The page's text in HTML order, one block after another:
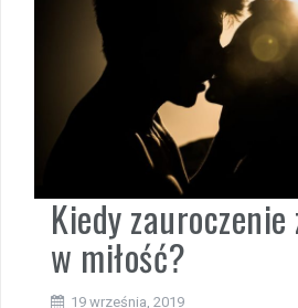
Kiedy
w miłość?
19 września, 2019